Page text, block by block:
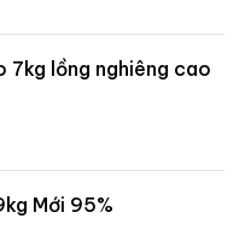
7kg lồng nghiêng cao
Mới 95%